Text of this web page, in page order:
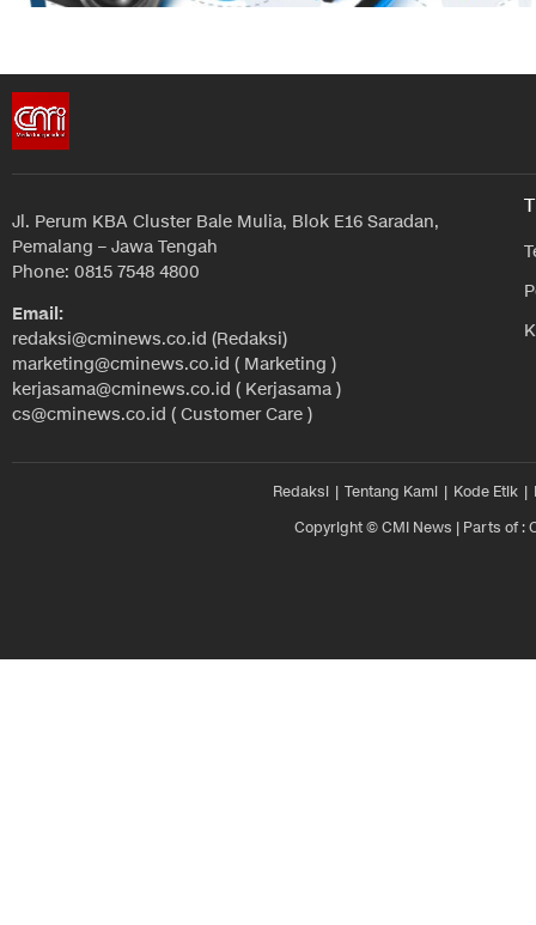
Jl. Perum KBA Cluster Bale Mulia, Blok E16 Saradan,
Pemalang – Jawa Tengah
Phone: 0815 7548 4800
Email:
redaksi@cminews.co.id (Redaksi)
marketing@cminews.co.id ( Marketing )
kerjasama@cminews.co.id ( Kerjasama )
cs@cminews.co.id ( Customer Care )
Redaksi Tentang Kami Kode Etik
Copyright © CMI News | Parts of :